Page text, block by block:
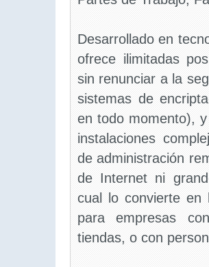
Desarrollado en
ofrece ilimitadas
sin renunciar a la
sistemas de
en todo momento),
instalaciones
de administración
de Internet ni
cual lo convierte en
para empresas
tiendas, o con